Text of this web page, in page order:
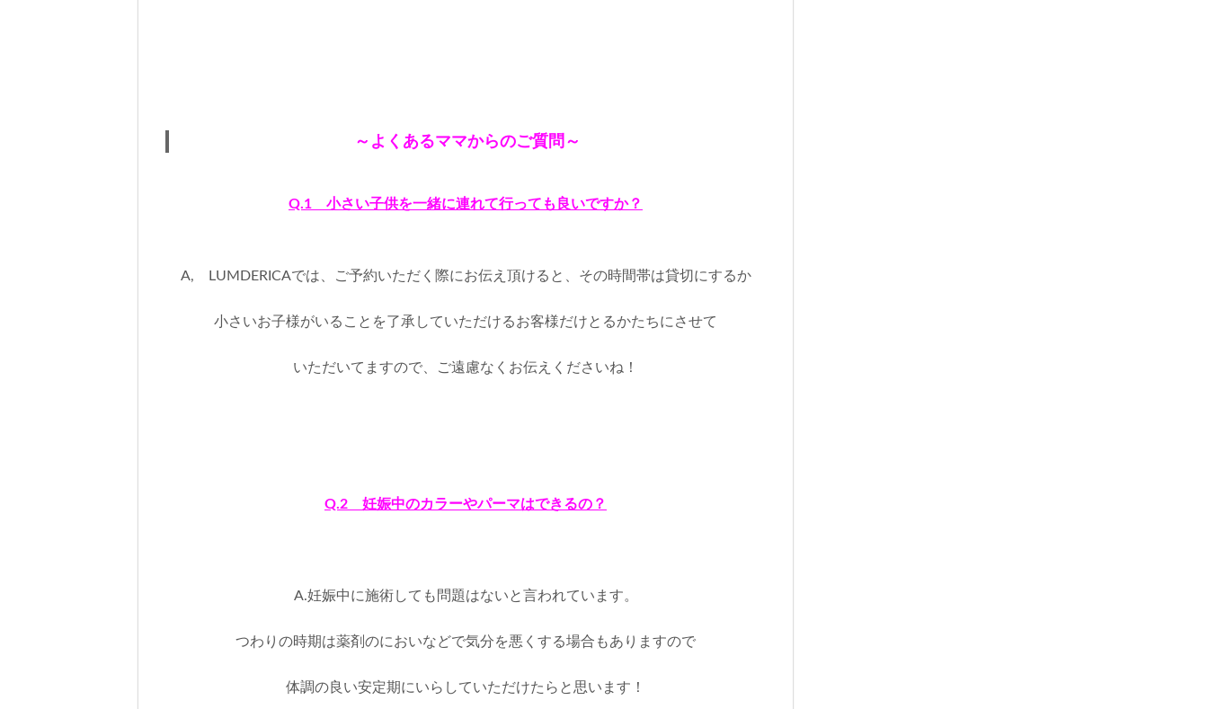
～よくあるママからのご質問～
Q.1 小さい子供を一緒に連れて行っても良いですか？
A, LUMDERICAでは、ご予約いただく際にお伝え頂けると、その時間帯は貸切にするか
小さいお子様がいることを了承していただけるお客様だけとるかたちにさせて
いただいてますので、ご遠慮なくお伝えくださいね！
Q.2 妊娠中のカラーやパーマはできるの？
A.妊娠中に施術しても問題はないと言われています。
つわりの時期は薬剤のにおいなどで気分を悪くする場合もありますので
体調の良い安定期にいらしていただけたらと思います！